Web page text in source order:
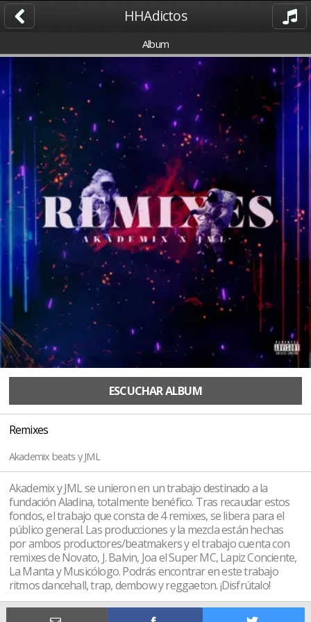
HHAdictos
Album
ESCUCHAR ALBUM
Remixes
Akademix beats y JML
Akademix y JML se unieron en un trabajo destinado a la
fundación Aladina, totalmente benéfico. Tras recaudar estos
fondos, el trabajo que consta de 4 remixes, se libera para el
público general. Las producciones y la mezcla están hechas
por ambos productores/beatmakers y el trabajo cuenta con
remixes de Novato, J. Balvin, Joa el Super MC, Lapiz Conciente,
La Manta y Musicólogo. Podrás encontrar en este trabajo
ritmos dancehall, trap, dembow y reggaeton. ¡Disfrútalo!